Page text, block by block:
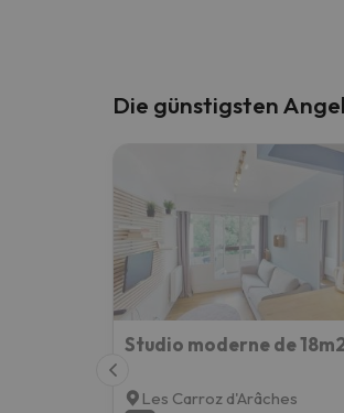
Die günstigsten
Les Carroz d'Arâches